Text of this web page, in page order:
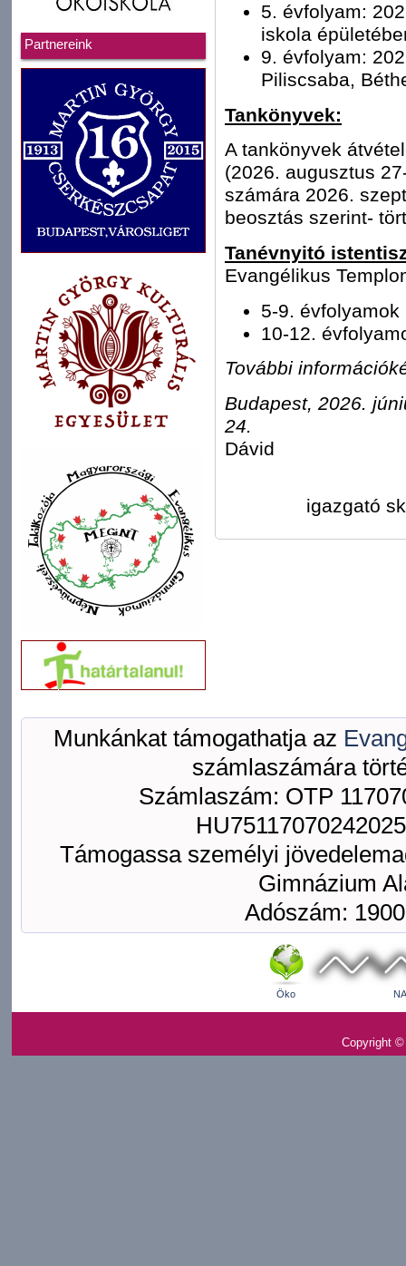
Partnereink
5. évfolyam:
iskola
9. évfolyam:
Piliscsaba,
Tankönyvek:
A tankönyvek
(2026. augusztus
számára 2026.
beosztás szerint-
Tanévnyitó
Evangélikus
5-9. évfolyamok
10-12.
További
Budapest, 2026.
Dávid
igazgató
Munkánkat támogathatja az
számlaszámára
Számlaszám: OTP
Támogassa személyi
Gimnázium
Adószám:
Öko
Copyright